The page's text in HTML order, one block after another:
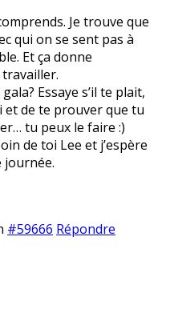
Je trouve que
qui on se sent pas à
Et ça donne
Essaye s’il te plait,
et de te prouver que tu
tu peux le faire :)
de toi Lee et j’espère
journée.
#59666 Répondre